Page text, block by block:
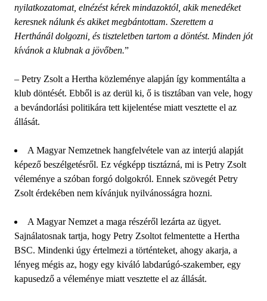
nyilatkozatomat, elnézést kérek mindazoktól, akik menedéket
keresnek nálunk és akiket megbántottam. Szerettem a
Herthánál dolgozni, és tiszteletben tartom a döntést. Minden jót
kívánok a klubnak a jövőben.”
– Petry Zsolt a Hertha közleménye alapján így kommentálta a
klub döntését. Ebből is az derül ki, ő is tisztában van vele, hogy
a bevándorlási politikára tett kijelentése miatt vesztette el az
állását.
A Magyar Nemzetnek hangfelvétele van az interjú alapját
képező beszélgetésről. Ez végképp tisztázná, mi is Petry Zsolt
véleménye a szóban forgó dolgokról. Ennek szövegét Petry
Zsolt érdekében nem kívánjuk nyilvánosságra hozni.
A Magyar Nemzet a maga részéről lezárta az ügyet.
Sajnálatosnak tartja, hogy Petry Zsoltot felmentette a Hertha
BSC. Mindenki úgy értelmezi a történteket, ahogy akarja, a
lényeg mégis az, hogy egy kiváló labdarúgó-szakember, egy
kapusedző a véleménye miatt vesztette el az állását.